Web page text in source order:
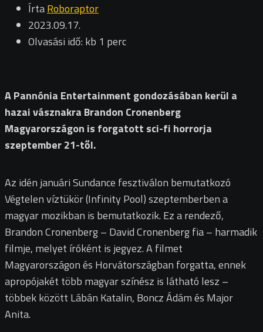
ÍrtaRoboraptor
2023.09.17.
Olvasási idő: kb 1 perc
A Pannónia Entertainment gondozásában kerül a
hazai vásznakra Brandon Cronenberg
Magyarországon is forgatott sci-fi horrorja
szeptember 21-től.
Az idén januári Sundance fesztiválon bemutatkozó
Végtelen víztükör (Infinity Pool) szeptemberben a
magyar mozikban is bemutatkozik. Ez a rendező,
Brandon Cronenberg – David Cronenberg fia – harmadik
filmje, melyet íróként is jegyez. A filmet
Magyarországon és Horvátországban forgatta, ennek
apropójakét több magyar színész is látható lesz –
többek között Lábán Katalin, Boncz Ádám és Major
Anita.